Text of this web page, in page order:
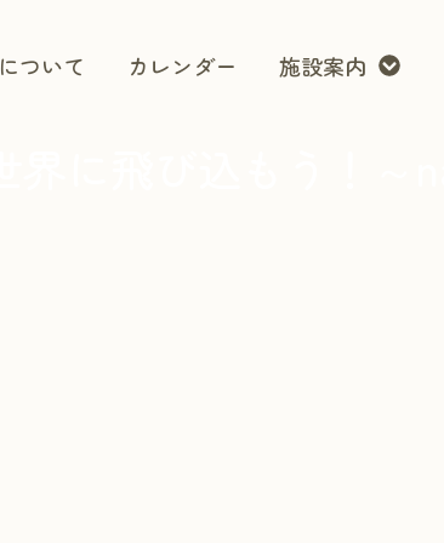
について カレンダー 施設案内